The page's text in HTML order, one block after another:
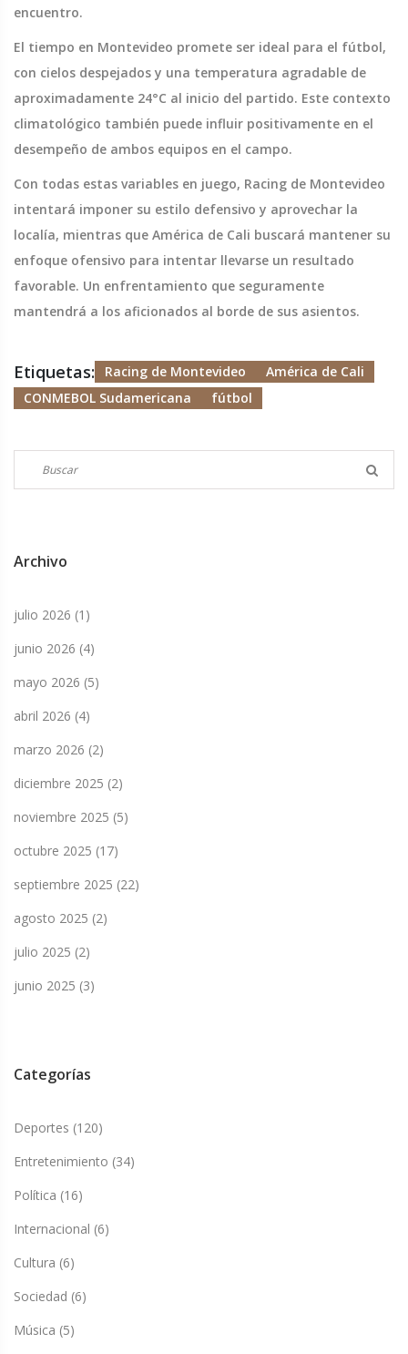
encuentro.
El tiempo en Montevideo promete ser ideal para el fútbol,
con cielos despejados y una temperatura agradable de
aproximadamente 24°C al inicio del partido. Este contexto
climatológico también puede influir positivamente en el
desempeño de ambos equipos en el campo.
Con todas estas variables en juego, Racing de Montevideo
intentará imponer su estilo defensivo y aprovechar la
localía, mientras que América de Cali buscará mantener su
enfoque ofensivo para intentar llevarse un resultado
favorable. Un enfrentamiento que seguramente
mantendrá a los aficionados al borde de sus asientos.
Etiquetas: Racing de Montevideo
América de Cali
CONMEBOL Sudamericana
fútbol
Archivo
julio 2026 (1)
junio 2026 (4)
mayo 2026 (5)
abril 2026 (4)
marzo 2026 (2)
diciembre 2025 (2)
noviembre 2025 (5)
octubre 2025 (17)
septiembre 2025 (22)
agosto 2025 (2)
julio 2025 (2)
junio 2025 (3)
Categorías
Deportes (120)
Entretenimiento (34)
Política (16)
Internacional (6)
Cultura (6)
Sociedad (6)
Música (5)